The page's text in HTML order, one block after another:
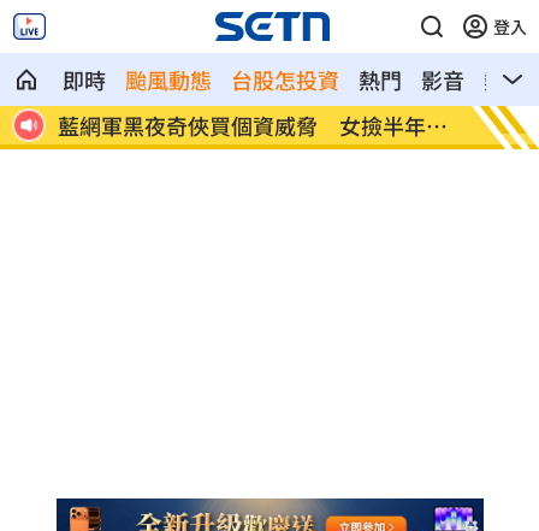
登入
即時 颱風動態 台股怎投資 熱門 影音
熱搜
逮
傳社宅「只會新增3萬戶」 劉世芳說話了
白海
災